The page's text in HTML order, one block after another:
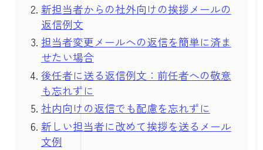
新担当者からの社外向けの挨拶メールの
返信例文
担当者変更メールへの返信を簡単に済ま
せたい場合
後任者に送る返信例文：前任者への敬意
も忘れずに
社内向けの返信でも配慮を忘れずに
新しい担当者に改めて挨拶を送るメール
文例